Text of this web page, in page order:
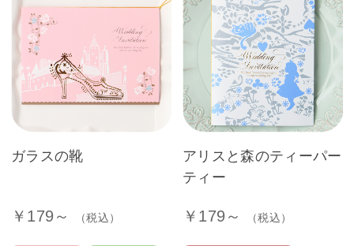
ガラスの靴
￥179～ （税込）
アリスと森のティーパー
ティー
￥179～ （税込）